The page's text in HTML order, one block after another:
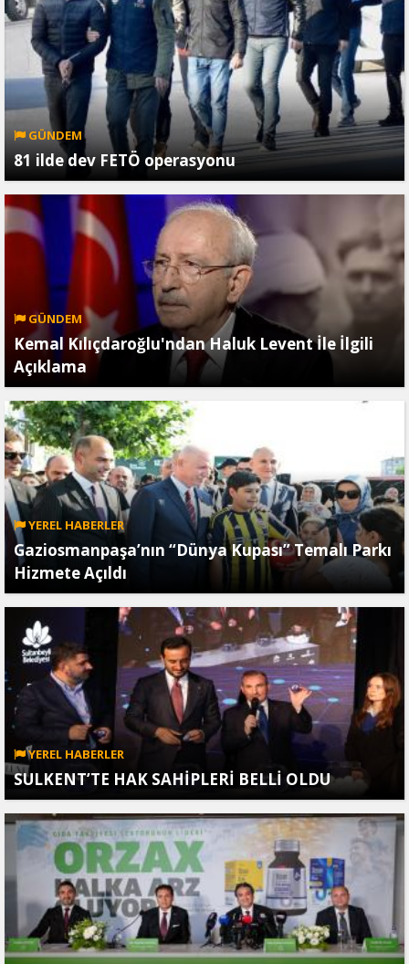
GÜNDEM
81 ilde dev FETÖ operasyonu
GÜNDEM
Kemal Kılıçdaroğlu'ndan Haluk Levent İle İlgili
Açıklama
YEREL HABERLER
Gaziosmanpaşa’nın “Dünya Kupası” Temalı Parkı
Hizmete Açıldı
YEREL HABERLER
SULKENT’TE HAK SAHİPLERİ BELLİ OLDU